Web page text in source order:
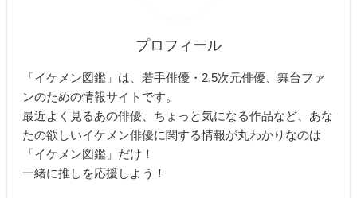
プロフィール
「イケメン図鑑」は、若手俳優・2.5次元俳優、舞台ファ
ンのための情報サイトです。
最近よく見るあの俳優、ちょっと気になる作品など、あな
たの欲しいイケメン俳優に関する情報が丸わかりなのは
「イケメン図鑑」だけ！
一緒に推しを応援しよう！